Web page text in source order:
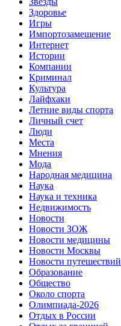
Здоровье
Игры
Импортозамещение
Интернет
Истории
Компании
Криминал
Культура
Лайфхаки
Летние виды спорта
Личный счет
Люди
Места
Мнения
Мода
Народная медицина
Наука
Наука и техника
Недвижимость
Новости
Новости ЗОЖ
Новости медицины
Новости Москвы
Новости путешествий
Образование
Общество
Около спорта
Олимпиада-2026
Отдых в России